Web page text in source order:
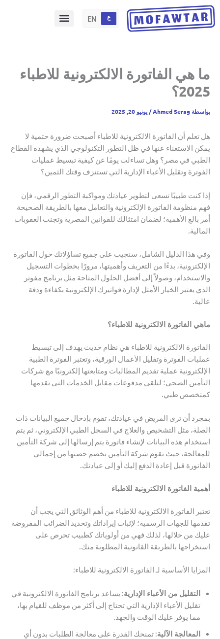
تخطي
إلى
المحتوى
ع EN
ما هي الفاتورة الالكترونية للاطباء
2025؟
بواسطة Ahmed Serag
/يونيو 20, 2025
هل تعلم أن الفاتورة الالكترونية للاطباء أصبحت ضرورة حتمية لا
يمكن الاستغناء عنها في ظل التطور التكنولوجي الذي يشهده القطاع
الطبي في مصر؟ وهل تساءلت يومًا عن كيفية تبسيط عمليات
الفوترة وتقليل الأعباء الإدارية التي تستنزف وقتك الثمين؟
إذا كنت طبيبًا تسعى لتطوير عيادتك ومواكبة التطور الرقمي، فإن
فهم منظومة الفاتورة الإلكترونية والتعامل معها بالطريقة الصحيحة
أمر بالغ الأهمية؛ لضمان امتثالك للقوانين المصرية وتجنب العقوبات
المالية.
وفي هذا الدليل الشامل، سنجيب على جميع تساؤلاتك حول الفاتورة
الإلكترونية، بدءًا من التعريف وأهميتها، مرورًا بخطوات التسجيل
والاستخدام، وصولاً إلى أفضل الحلول المتاحة مثل برنامج مفوتر
الذي يعتبر الخيار الأمثل لإدارة فواتيرك الإلكترونية بكفاءة ودقة
عالية.
ماهي الفاتورة الالكترونية للاطباء؟
الفاتورة الالكترونية للاطباء هي نظام حديث يهدف إلى تبسيط
عمليات الفوترة وتقليل الأعمال الورقية، وتعتبر الفوترة الطبية
الإلكترونية عملية تقديم المطالبات ومتابعتها إلكترونيًا مع شركات
التأمين الصحي؛ لتلقي مدفوعات مقابل الخدمات التي تقدمها
كمتخصص طبي.
بمجرد أن ترى المريض في عيادتك، تقوم بإدخال جميع البيانات ذات
الصلة، مثل التشخيص والعلاج في السجل الطبي الإلكتروني، ثم يتم
استخدام هذه البيانات لإنشاء فاتورة يتم إرسالها إلى شركة التأمين
للمعالجة، حيث تقوم شركة التأمين بخصم حصتها من إجمالي
الفاتورة قبل إعادة الدفع إليك أو إلى عيادتك.
أهمية الفاتورة الالكترونية للاطباء
تعتبر الفاتورة الالكترونية للاطباء من أهم الوثائق التي يجب أن
تقدمها للجهات الرسمية؛ لإثبات إيراداتك وتحديد الضرائب المفروضة
عليك من خلالها، لذلك فهي من أولوياتك كطبيب تحرص على
استخراجها بالطريقة القانونية المطلوبة منك.
المزايا الأساسية لـ الفاتورة الالكترونية للاطباء:
التقليل من الأعباء الإدارية: يساعد برنامج الفاتورة الالكترونية في
تقليل الأعباء الإدارية التي تحتاج إلى أكثر من موظف للقيام بها،
مما يوفر عليك الوقت والجهد.
المعالجة الآلية: تمنحك القدرة على معالجة الطلبات بدون أي